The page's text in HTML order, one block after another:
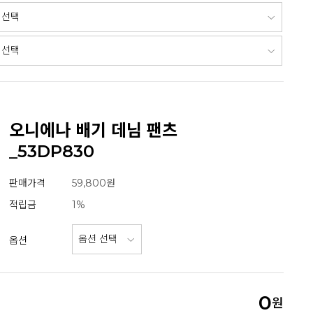
오니에나 배기 데님 팬츠
_53DP830
판매가격
59,800원
적립금
1%
옵션
0원